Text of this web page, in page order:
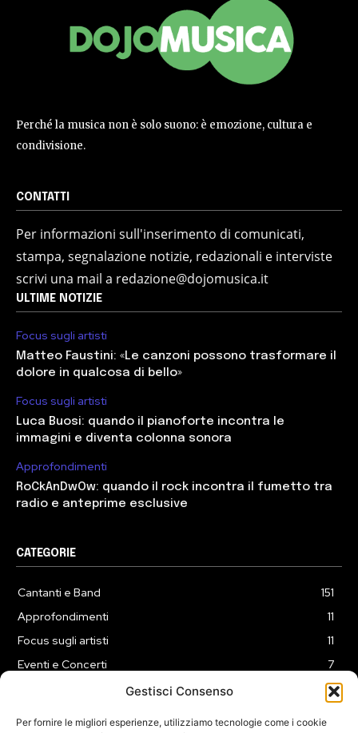
Gestisci Consenso
Per fornire le migliori esperienze, utilizziamo tecnologie come i cookie
Perché la musica non è solo suono: è emozione, cultura e
condivisione.
CONTATTI
Per informazioni sull'inserimento di comunicati,
stampa, segnalazione notizie, redazionali e interviste
scrivi una mail a redazione@dojomusica.it
ULTIME NOTIZIE
Focus sugli artisti
Matteo Faustini: «Le canzoni possono trasformare il
dolore in qualcosa di bello»
Focus sugli artisti
Luca Buosi: quando il pianoforte incontra le
immagini e diventa colonna sonora
Approfondimenti
RoCkAnDwOw: quando il rock incontra il fumetto tra
radio e anteprime esclusive
CATEGORIE
Cantanti e Band
151
Approfondimenti
11
Focus sugli artisti
11
Eventi e Concerti
7
3